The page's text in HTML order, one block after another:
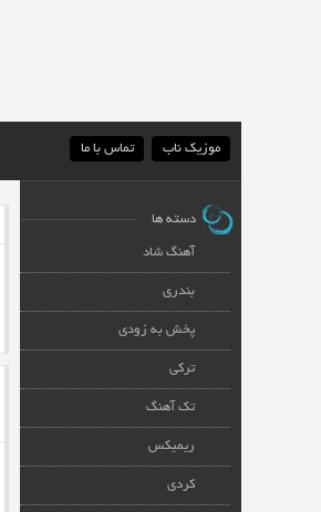
موزیک ناب تماس با ما
دسته ها
آهنگ شاد
بندری
پخش به زودی
ترکی
تک آهنگ
ریمیکس
کردی